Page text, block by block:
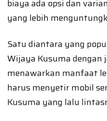
biaya ada opsi dan
yang lebih
Satu diantara yang
Wijaya Kusuma dengan
menawarkan manfaat
harus menyetir mobil
Kusuma yang lalu